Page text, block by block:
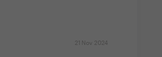
21 Nov 2024